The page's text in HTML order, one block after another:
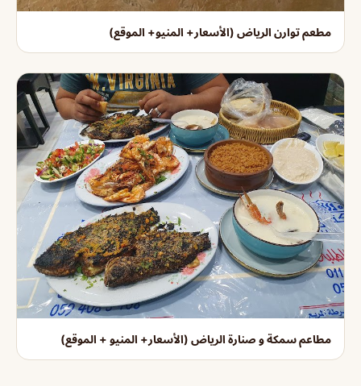
مطعم توارن الرياض (الأسعار+ المنيو+ الموقع)
مطاعم سمكة و صنارة الرياض (الأسعار+ المنيو + الموقع)